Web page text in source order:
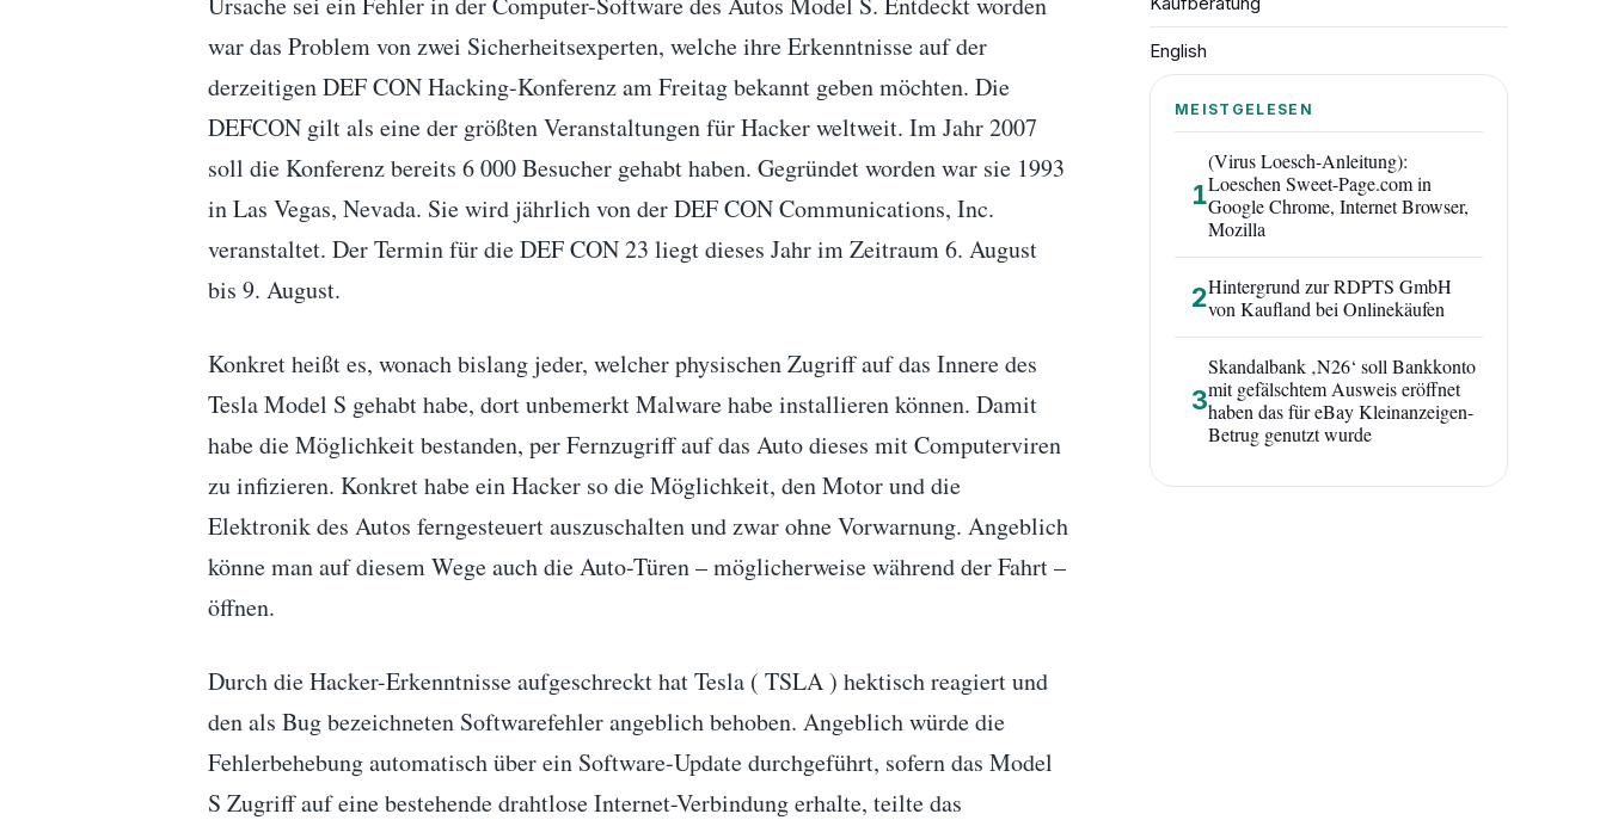
war das Problem von zwei Sicherheitsexperten, welche ihre Erkenntnisse auf der
derzeitigen DEF CON Hacking-Konferenz am Freitag bekannt geben möchten. Die
DEFCON gilt als eine der größten Veranstaltungen für Hacker weltweit. Im Jahr 2007
soll die Konferenz bereits 6 000 Besucher gehabt haben. Gegründet worden war sie 1993
in Las Vegas, Nevada. Sie wird jährlich von der DEF CON Communications, Inc.
veranstaltet. Der Termin für die DEF CON 23 liegt dieses Jahr im Zeitraum 6. August
bis 9. August.
Konkret heißt es, wonach bislang jeder, welcher physischen Zugriff auf das Innere des
Tesla Model S gehabt habe, dort unbemerkt Malware habe installieren können. Damit
habe die Möglichkeit bestanden, per Fernzugriff auf das Auto dieses mit Computerviren
zu infizieren. Konkret habe ein Hacker so die Möglichkeit, den Motor und die
Elektronik des Autos ferngesteuert auszuschalten und zwar ohne Vorwarnung. Angeblich
könne man auf diesem Wege auch die Auto-Türen – möglicherweise während der Fahrt –
öffnen.
Durch die Hacker-Erkenntnisse aufgeschreckt hat Tesla ( TSLA ) hektisch reagiert und
den als Bug bezeichneten Softwarefehler angeblich behoben. Angeblich würde die
Fehlerbehebung automatisch über ein Software-Update durchgeführt, sofern das Model
S Zugriff auf eine bestehende drahtlose Internet-Verbindung erhalte, teilte das
English
MEISTGELESEN
1
(Virus Loesch-Anleitung):
Loeschen Sweet-Page.com in
Google Chrome, Internet Browser,
Mozilla
2Hintergrund zur RDPTS GmbH
von Kaufland bei Onlinekäufen
3
Skandalbank ‚N26‘ soll Bankkonto
mit gefälschtem Ausweis eröffnet
haben das für eBay Kleinanzeigen-
Betrug genutzt wurde